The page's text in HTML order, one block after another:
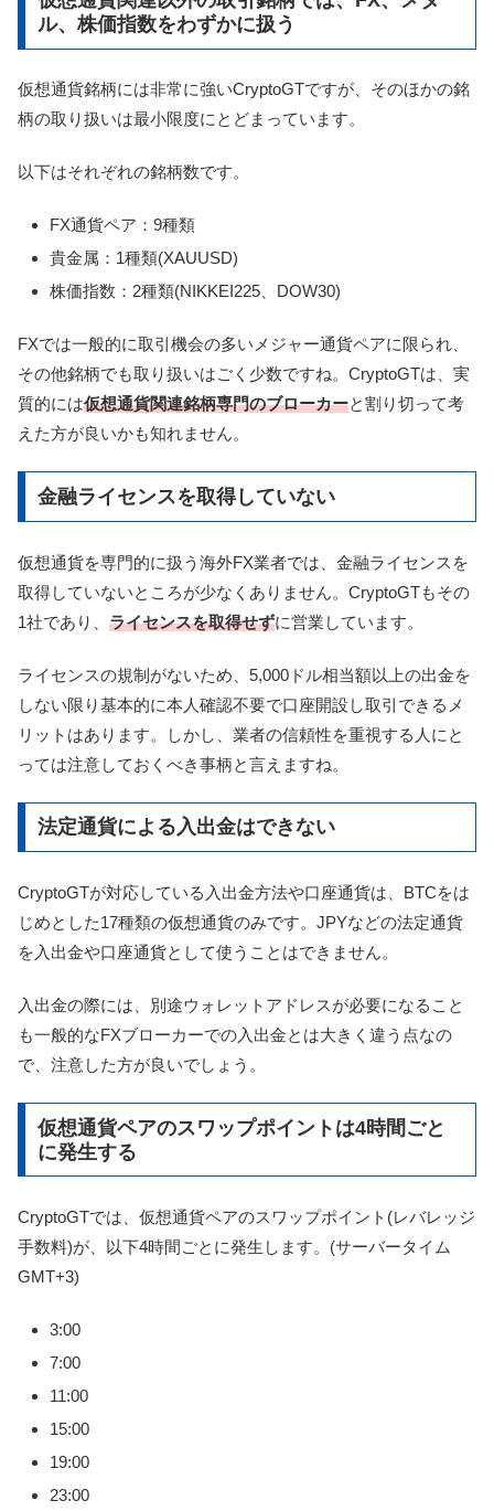
ル、株価指数をわずかに扱う
仮想通貨銘柄には非常に強いCryptoGTですが、そのほかの銘
柄の取り扱いは最小限度にとどまっています。
以下はそれぞれの銘柄数です。
FX通貨ペア：9種類
貴金属：1種類(XAUUSD)
株価指数：2種類(NIKKEI225、DOW30)
FXでは一般的に取引機会の多いメジャー通貨ペアに限られ、
その他銘柄でも取り扱いはごく少数ですね。CryptoGTは、実
質的には仮想通貨関連銘柄専門のブローカーと割り切って考
えた方が良いかも知れません。
金融ライセンスを取得していない
仮想通貨を専門的に扱う海外FX業者では、金融ライセンスを
取得していないところが少なくありません。CryptoGTもその
1社であり、 ライセンスを取得せずに営業しています。
ライセンスの規制がないため、5,000ドル相当額以上の出金を
しない限り基本的に本人確認不要で口座開設し取引できるメ
リットはあります。しかし、業者の信頼性を重視する人にと
っては注意しておくべき事柄と言えますね。
法定通貨による入出金はできない
CryptoGTが対応している入出金方法や口座通貨は、BTCをは
じめとした17種類の仮想通貨のみです。JPYなどの法定通貨
を入出金や口座通貨として使うことはできません。
入出金の際には、別途ウォレットアドレスが必要になること
も一般的なFXブローカーでの入出金とは大きく違う点なの
で、注意した方が良いでしょう。
仮想通貨ペアのスワップポイントは4時間ごと
に発生する
CryptoGTでは、仮想通貨ペアのスワップポイント(レバレッジ
手数料)が、以下4時間ごとに発生します。(サーバータイム
GMT+3)
3:00
7:00
11:00
15:00
19:00
23:00